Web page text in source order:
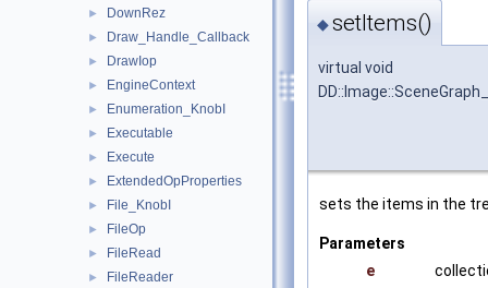
► DownRez
► Draw_Handle_Callback
► DrawIop
► EngineContext
► Enumeration_KnobI
► Executable
► Execute
► ExtendedOpProperties
► File_KnobI
► FileOp
► FileRead
► FileReader
◆setItems()
virtual void
sets the items in the
Parameters
e